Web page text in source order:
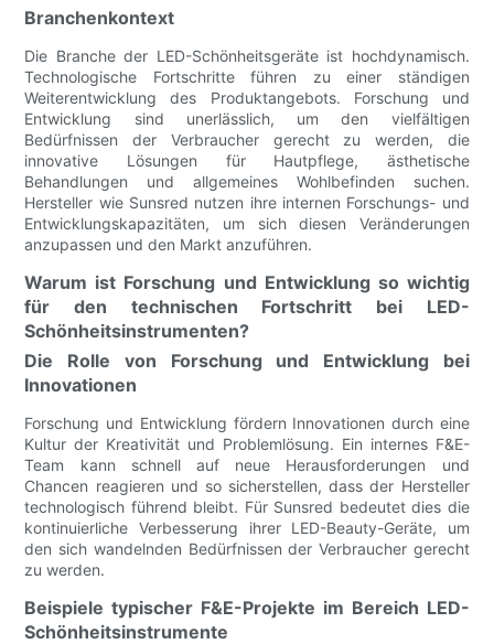
Branchenkontext
Die Branche der LED-Schönheitsgeräte ist hochdynamisch.
Technologische Fortschritte führen zu einer ständigen
Weiterentwicklung des Produktangebots. Forschung und
Entwicklung sind unerlässlich, um den vielfältigen
Bedürfnissen der Verbraucher gerecht zu werden, die
innovative Lösungen für Hautpflege, ästhetische
Behandlungen und allgemeines Wohlbefinden suchen.
Hersteller wie Sunsred nutzen ihre internen Forschungs- und
Entwicklungskapazitäten, um sich diesen Veränderungen
anzupassen und den Markt anzuführen.
Warum ist Forschung und Entwicklung so wichtig
für den technischen Fortschritt bei LED-
Schönheitsinstrumenten?
Die Rolle von Forschung und Entwicklung bei
Innovationen
Forschung und Entwicklung fördern Innovationen durch eine
Kultur der Kreativität und Problemlösung. Ein internes F&E-
Team kann schnell auf neue Herausforderungen und
Chancen reagieren und so sicherstellen, dass der Hersteller
technologisch führend bleibt. Für Sunsred bedeutet dies die
kontinuierliche Verbesserung ihrer LED-Beauty-Geräte, um
den sich wandelnden Bedürfnissen der Verbraucher gerecht
zu werden.
Beispiele typischer F&E-Projekte im Bereich LED-
Schönheitsinstrumente